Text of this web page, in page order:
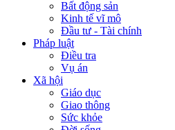
Bất động sản
Kinh tế vĩ mô
Đầu tư - Tài chính
Pháp luật
Điều tra
Vụ án
Xã hội
Giáo dục
Giao thông
Sức khỏe